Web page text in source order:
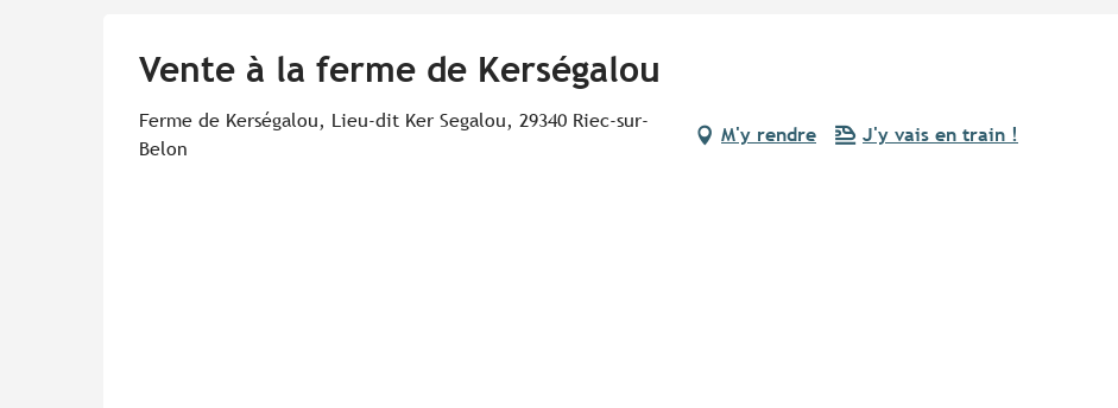
Vente à la ferme de Kerségalou
Ferme de Kerségalou, Lieu-dit Ker Segalou, 29340 Riec-sur-
Belon
M'y rendre J'y vais en train !